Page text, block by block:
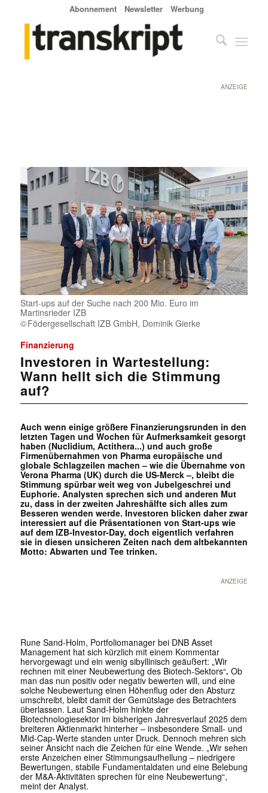
Abonnement Newsletter Werbung
ANZEIGE
Start-ups auf der Suche nach 200 Mio. Euro im
Martinsrieder IZB
Födergesellschaft IZB GmbH, Dominik Gierke
Finanzierung
Investoren in Wartestellung:
Wann hellt sich die Stimmung
auf?
Auch wenn einige größere Finanzierungsrunden in den
letzten Tagen und Wochen für Aufmerksamkeit gesorgt
haben (Nuclidium, Actithera...) und auch große
Firmenübernahmen von Pharma europäische und
globale Schlagzeilen machen – wie die Übernahme von
Verona Pharma (UK) durch die US-Merck –, bleibt die
Stimmung spürbar weit weg von Jubelgeschrei und
Euphorie. Analysten sprechen sich und anderen Mut
zu, dass in der zweiten Jahreshälfte sich alles zum
Besseren wenden werde. Investoren blicken daher zwar
interessiert auf die Präsentationen von Start-ups wie
auf dem IZB-Investor-Day, doch eigentlich verfahren
sie in diesen unsicheren Zeiten nach dem altbekannten
Motto: Abwarten und Tee trinken.
ANZEIGE
Rune Sand-Holm, Portfoliomanager bei DNB Asset
Management hat sich kürzlich mit einem Kommentar
hervorgewagt und ein wenig sibyllinisch geäußert: „Wir
rechnen mit einer Neubewertung des Biotech-Sektors“. Ob
man das nun positiv oder negativ bewerten will, und eine
solche Neubewertung einen Höhenflug oder den Absturz
umschreibt, bleibt damit der Gemütslage des Betrachters
überlassen. Laut Sand-Holm hinkte der
Biotechnologiesektor im bisherigen Jahresverlauf 2025 dem
breiteren Aktienmarkt hinterher – insbesondere Small- und
Mid-Cap-Werte standen unter Druck. Dennoch mehren sich
seiner Ansicht nach die Zeichen für eine Wende. „Wir sehen
erste Anzeichen einer Stimmungsaufhellung – niedrigere
Bewertungen, stabile Fundamentaldaten und eine Belebung
der M&A-Aktivitäten sprechen für eine Neubewertung“,
meint der Analyst.